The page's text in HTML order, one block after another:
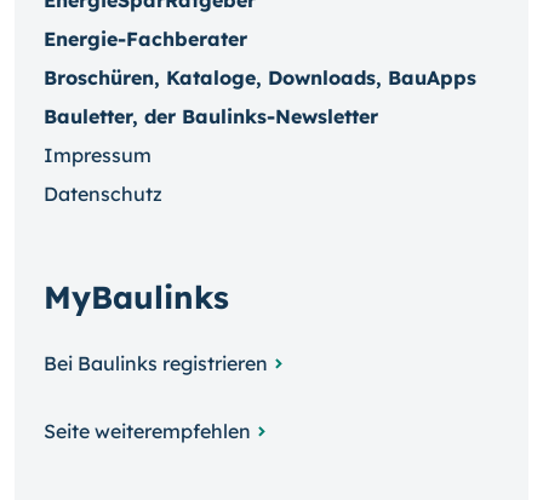
Energie-Fachberater
Broschüren, Kataloge, Downloads, BauApps
Bauletter, der Baulinks-Newsletter
Impressum
Datenschutz
MyBaulinks
Bei Baulinks registrieren
Seite weiterempfehlen